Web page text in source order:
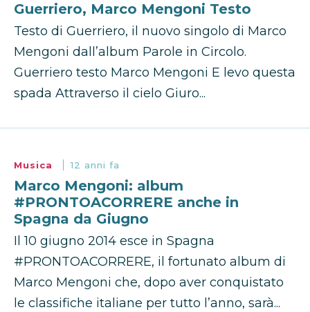
Guerriero, Marco Mengoni Testo
Testo di Guerriero, il nuovo singolo di Marco
Mengoni dall’album Parole in Circolo.
Guerriero testo Marco Mengoni E levo questa
spada Attraverso il cielo Giuro...
Musica 12 anni fa
Marco Mengoni: album
#PRONTOACORRERE anche in
Spagna da Giugno
Il 10 giugno 2014 esce in Spagna
#PRONTOACORRERE, il fortunato album di
Marco Mengoni che, dopo aver conquistato
le classifiche italiane per tutto l’anno, sarà...